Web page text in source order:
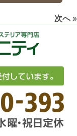
次へ»